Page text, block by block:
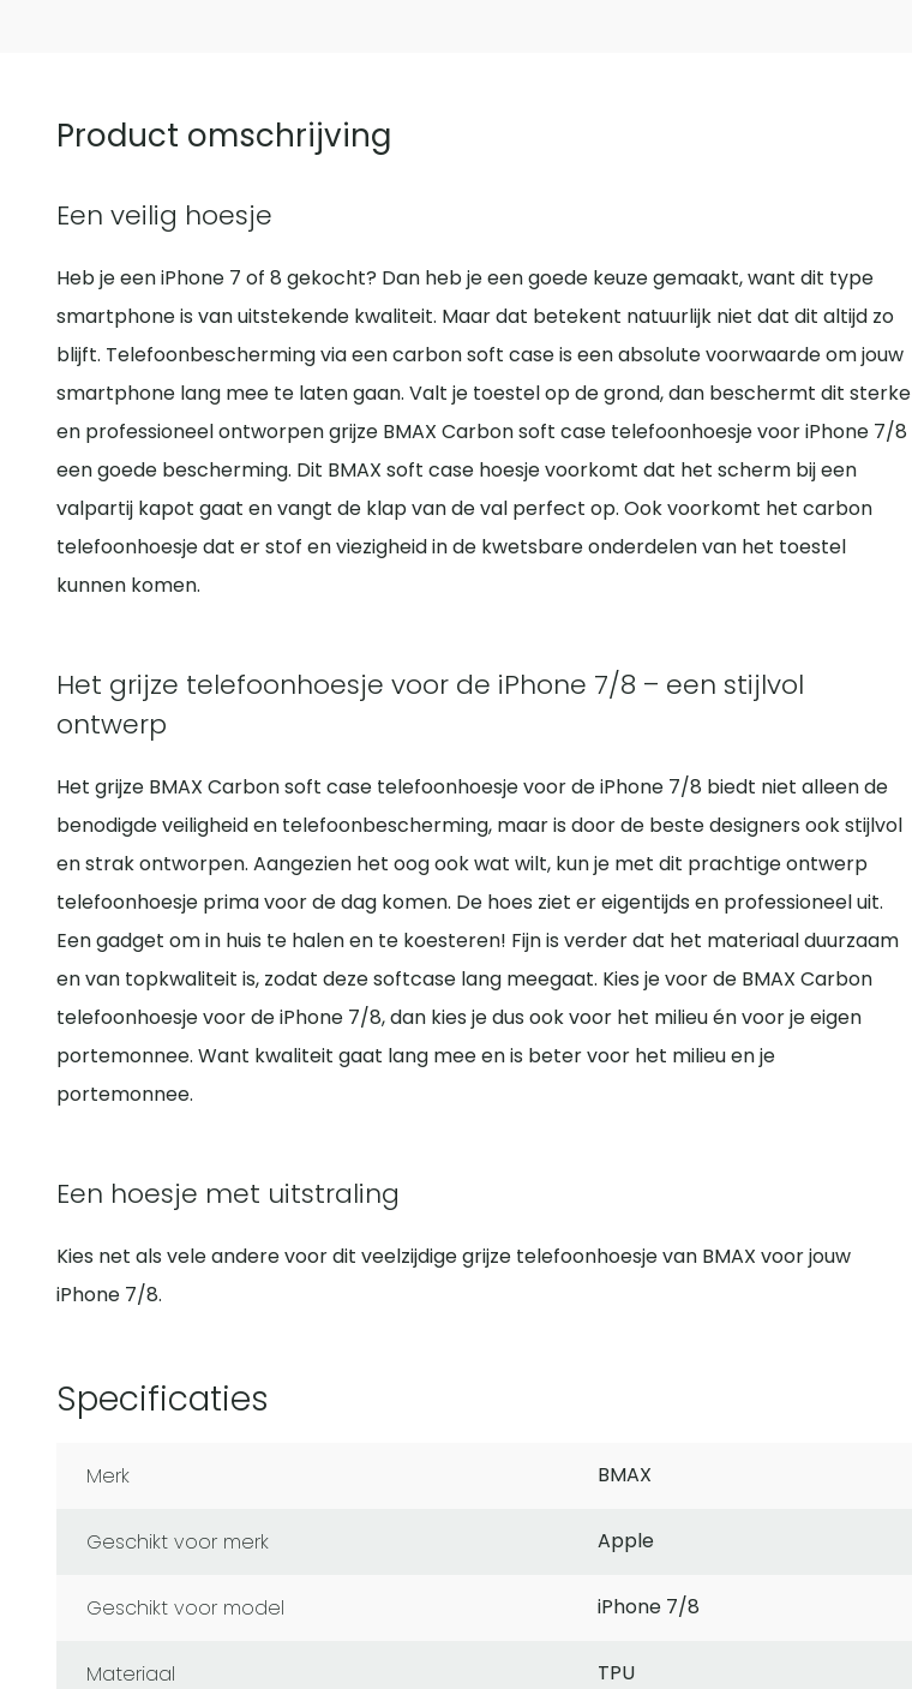
Product omschrijving
Een veilig hoesje
Heb je een iPhone 7 of 8 gekocht? Dan heb je een goede keuze gemaakt, want dit type
smartphone is van uitstekende kwaliteit. Maar dat betekent natuurlijk niet dat dit altijd zo
blijft. Telefoonbescherming via een carbon soft case is een absolute voorwaarde om jouw
smartphone lang mee te laten gaan. Valt je toestel op de grond, dan beschermt dit sterke
en professioneel ontworpen grijze BMAX Carbon soft case telefoonhoesje voor iPhone 7/8
een goede bescherming. Dit BMAX soft case hoesje voorkomt dat het scherm bij een
valpartij kapot gaat en vangt de klap van de val perfect op. Ook voorkomt het carbon
telefoonhoesje dat er stof en viezigheid in de kwetsbare onderdelen van het toestel
kunnen komen.
Het grijze telefoonhoesje voor de iPhone 7/8 – een stijlvol
ontwerp
Het grijze BMAX Carbon soft case telefoonhoesje voor de iPhone 7/8 biedt niet alleen de
benodigde veiligheid en telefoonbescherming, maar is door de beste designers ook stijlvol
en strak ontworpen. Aangezien het oog ook wat wilt, kun je met dit prachtige ontwerp
telefoonhoesje prima voor de dag komen. De hoes ziet er eigentijds en professioneel uit.
Een gadget om in huis te halen en te koesteren! Fijn is verder dat het materiaal duurzaam
en van topkwaliteit is, zodat deze softcase lang meegaat. Kies je voor de BMAX Carbon
telefoonhoesje voor de iPhone 7/8, dan kies je dus ook voor het milieu én voor je eigen
portemonnee. Want kwaliteit gaat lang mee en is beter voor het milieu en je
portemonnee.
Een hoesje met uitstraling
Kies net als vele andere voor dit veelzijdige grijze telefoonhoesje van BMAX voor jouw
iPhone 7/8.
Specificaties
Merk BMAX
Geschikt voor merk Apple
Geschikt voor model iPhone 7/8
Materiaal TPU